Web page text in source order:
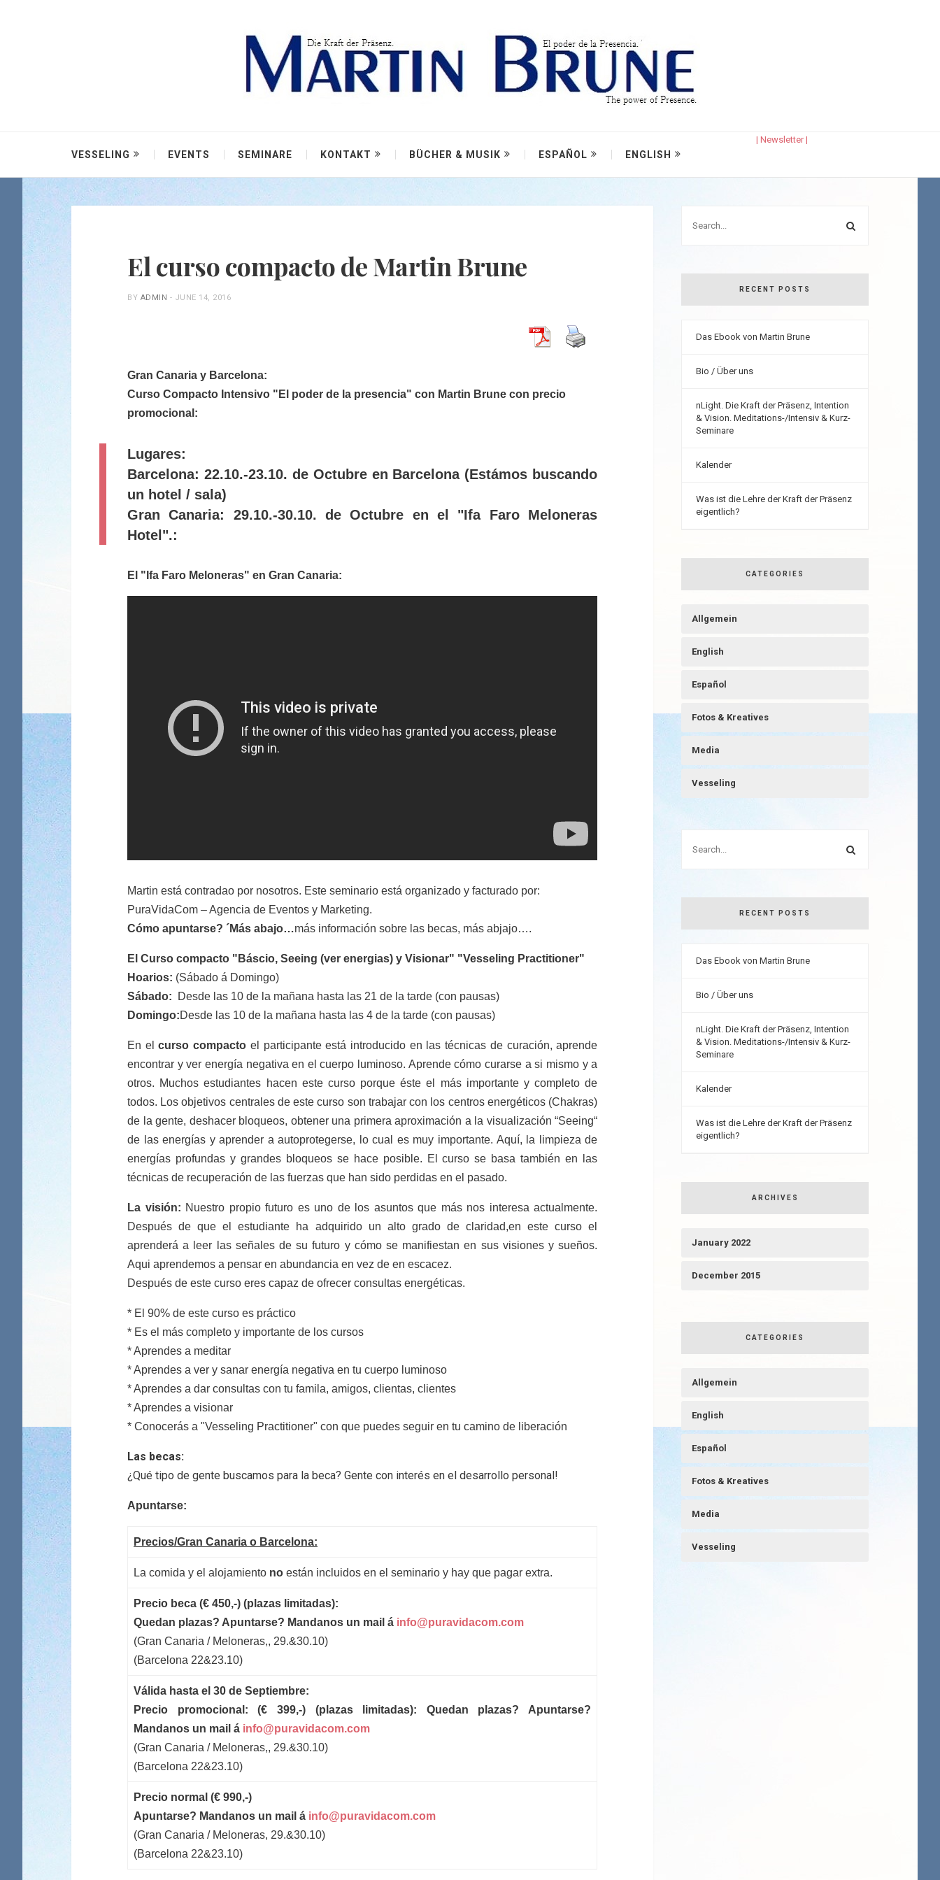
VESSELING EVENTS SEMINARE KONTAKT BÜCHER & MUSIK ESPAÑOL ENGLISH
| Newsletter |
El curso compacto de Martin Brune
BY ADMIN - JUNE 14, 2016
Gran Canaria y Barcelona:
Curso Compacto Intensivo "El poder de la presencia" con Martin Brune con precio
promocional:
Lugares:
Barcelona: 22.10.-23.10. de Octubre en Barcelona (Estámos buscando
un hotel / sala)
Gran Canaria: 29.10.-30.10. de Octubre en el "Ifa Faro Meloneras
Hotel".:
El "Ifa Faro Meloneras" en Gran Canaria:
Martin está contradao por nosotros. Este seminario está organizado y facturado por:
PuraVidaCom – Agencia de Eventos y Marketing.
Cómo apuntarse? ´Más abajo…más información sobre las becas, más abjajo….
El Curso compacto "Báscio, Seeing (ver energias) y Visionar" "Vesseling Practitioner"
Hoarios: (Sábado á Domingo)
Sábado: Desde las 10 de la mañana hasta las 21 de la tarde (con pausas)
Domingo:Desde las 10 de la mañana hasta las 4 de la tarde (con pausas)
En elcurso compacto el participante está introducido en las técnicas de curación, aprende
encontrar y ver energía negativa en el cuerpo luminoso. Aprende cómo curarse a si mismo y a
otros. Muchos estudiantes hacen este curso porque éste el más importante y completo de
todos. Los objetivos centrales de este curso son trabajar con los centros energéticos (Chakras)
de la gente, deshacer bloqueos, obtener una primera aproximación a la visualización “Seeing“
de las energías y aprender a autoprotegerse, lo cual es muy importante. Aquí, la limpieza de
energías profundas y grandes bloqueos se hace posible. El curso se basa también en las
técnicas de recuperación de las fuerzas que han sido perdidas en el pasado.
La visión: Nuestro propio futuro es uno de los asuntos que más nos interesa actualmente.
Después de que el estudiante ha adquirido un alto grado de claridad,en este curso el
aprenderá a leer las señales de su futuro y cómo se manifiestan en sus visiones y sueños.
Aqui aprendemos a pensar en abundancia en vez de en escacez.
Después de este curso eres capaz de ofrecer consultas energéticas.
* El 90% de este curso es práctico
* Es el más completo y importante de los cursos
* Aprendes a meditar
* Aprendes a ver y sanar energía negativa en tu cuerpo luminoso
* Aprendes a dar consultas con tu famila, amigos, clientas, clientes
* Aprendes a visionar
* Conocerás a "Vesseling Practitioner" con que puedes seguir en tu camino de liberación
Las becas:
¿Qué tipo de gente buscamos para la beca? Gente con interés en el desarrollo personal!
Apuntarse:
Precios/Gran Canaria o Barcelona:
La comida y el alojamiento no están incluidos en el seminario y hay que pagar extra.
Precio beca (€ 450,-) (plazas limitadas):
Quedan plazas? Apuntarse? Mandanos un mail á info@puravidacom.com
(Gran Canaria / Meloneras,, 29.&30.10)
(Barcelona 22&23.10)
Válida hasta el 30 de Septiembre:
Precio promocional: (€ 399,-) (plazas limitadas): Quedan plazas? Apuntarse?
Mandanos un mail á info@puravidacom.com
(Gran Canaria / Meloneras,, 29.&30.10)
(Barcelona 22&23.10)
Precio normal (€ 990,-)
Apuntarse? Mandanos un mail á info@puravidacom.com
(Gran Canaria / Meloneras, 29.&30.10)
(Barcelona 22&23.10)
RECENT POSTS
Das Ebook von Martin Brune
Bio / Über uns
nLight. Die Kraft der Präsenz, Intention
& Vision. Meditations-/Intensiv & Kurz-
Seminare
Kalender
Was ist die Lehre der Kraft der Präsenz
eigentlich?
CATEGORIES
Allgemein
English
Español
Fotos & Kreatives
Media
Vesseling
RECENT POSTS
Das Ebook von Martin Brune
Bio / Über uns
nLight. Die Kraft der Präsenz, Intention
& Vision. Meditations-/Intensiv & Kurz-
Seminare
Kalender
Was ist die Lehre der Kraft der Präsenz
eigentlich?
ARCHIVES
January 2022
December 2015
CATEGORIES
Allgemein
English
Español
Fotos & Kreatives
Media
Vesseling